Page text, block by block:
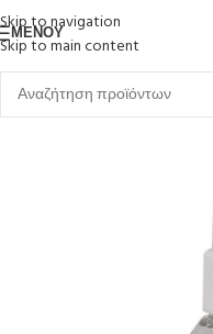
Skip to navigation
Skip to main content
ΜΕΝΟΎ